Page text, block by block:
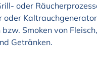
oder
oder
Smoken von
Getränken.